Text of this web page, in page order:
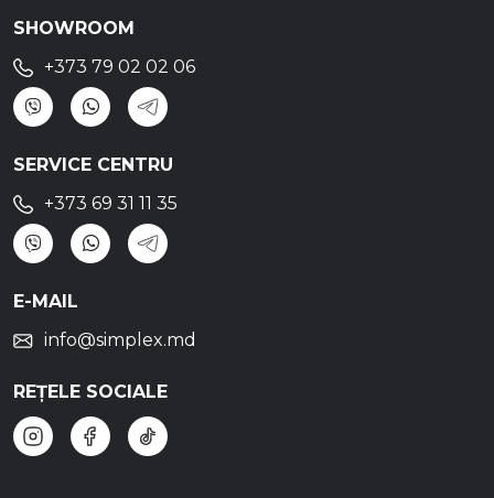
SHOWROOM
+373 79 02 02 06
SERVICE CENTRU
+373 69 31 11 35
E-MAIL
info@simplex.md
REȚELE SOCIALE